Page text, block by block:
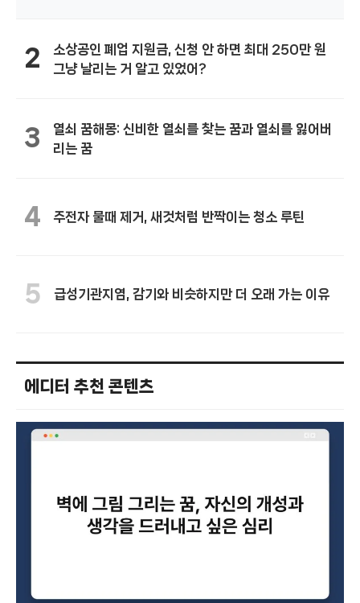
2
소상공인 폐업 지원금, 신청 안 하면 최대 250만 원
그냥 날리는 거 알고 있었어?
3
열쇠 꿈해몽: 신비한 열쇠를 찾는 꿈과 열쇠를 잃어버
리는 꿈
4 주전자 물때 제거, 새것처럼 반짝이는 청소 루틴
5 급성기관지염, 감기와 비슷하지만 더 오래 가는 이유
에디터 추천 콘텐츠